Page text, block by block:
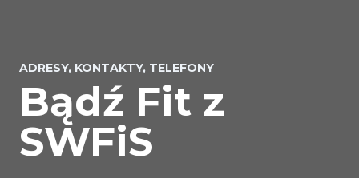
ADRESY, KONTAKTY, TELEFONY
Bądź Fit z
SWFiS